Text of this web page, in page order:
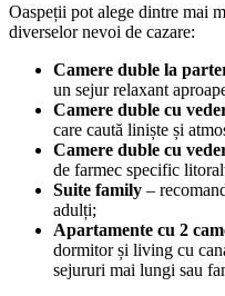
Oaspeții pot alege dintre mai
diverselor nevoi de cazare:
Camere duble la
un sejur relaxant
Camere duble cu
care caută liniște și
Camere duble cu
de farmec specific
Suite family –
adulți;
Apartamente cu 2
dormitor și living cu
sejururi mai lungi sau